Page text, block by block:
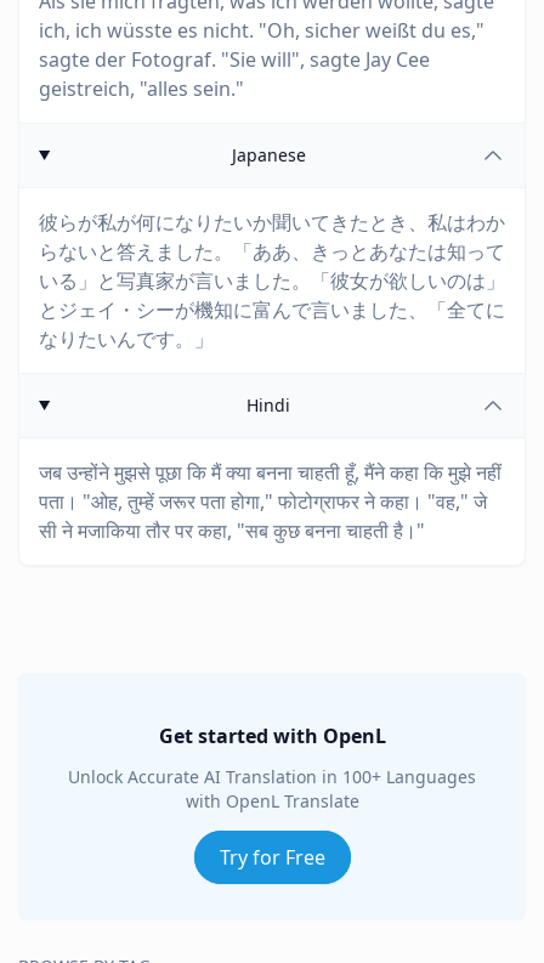
ich, ich wüsste es nicht. "Oh, sicher weißt du es,"
sagte der Fotograf. "Sie will", sagte Jay Cee
geistreich, "alles sein."
Japanese
彼らが私が何になりたいか聞いてきたとき、私はわか
らないと答えました。「ああ、きっとあなたは知って
いる」と写真家が言いました。「彼女が欲しいのは」
とジェイ・シーが機知に富んで言いました、「全てに
なりたいんです。」
Hindi
जब उन्होंने मुझसे पूछा कि मैं क्या बनना चाहती हूँ, मैंने कहा कि मुझे नहीं
पता। "ओह, तुम्हें जरूर पता होगा," फोटोग्राफर ने कहा। "वह," जे
सी ने मजाकिया तौर पर कहा, "सब कुछ बनना चाहती है।"
Get started with OpenL
Unlock Accurate AI Translation in 100+ Languages
with OpenL Translate
Try for Free